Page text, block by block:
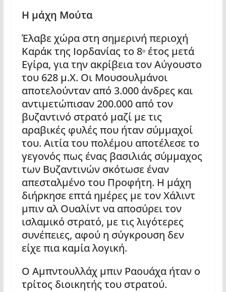
Η μάχη Μούτα
Έλαβε χώρα στη σημερινή περιοχή
Καράκ της Ιορδανίας το 8οέτος μετά
Εγίρα, για την ακρίβεια τον Αύγουστο
του 628 μ.Χ. Οι Μουσουλμάνοι
αποτελούνταν από 3.000 άνδρες και
αντιμετώπισαν 200.000 από τον
βυζαντινό στρατό μαζί με τις
αραβικές φυλές που ήταν σύμμαχοί
του. Αιτία του πολέμου αποτέλεσε το
γεγονός πως ένας βασιλιάς σύμμαχος
των Βυζαντινών σκότωσε έναν
απεσταλμένο του Προφήτη. Η μάχη
διήρκησε επτά ημέρες με τον Χάλιντ
μπιν αλ Ουαλίντ να αποσύρει τον
ισλαμικό στρατό, με τις λιγότερες
συνέπειες, αφού η σύγκρουση δεν
είχε πια καμία λογική.
Ο Αμπντουλλάχ μπιν Ραουάχα ήταν ο
τρίτος διοικητής του στρατού.